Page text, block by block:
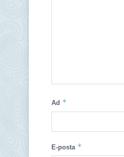
Ad *
E-posta *